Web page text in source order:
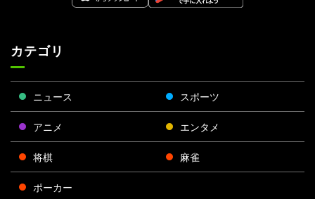
カテゴリ
ニュース スポーツ
アニメ エンタメ
将棋 麻雀
ポーカー